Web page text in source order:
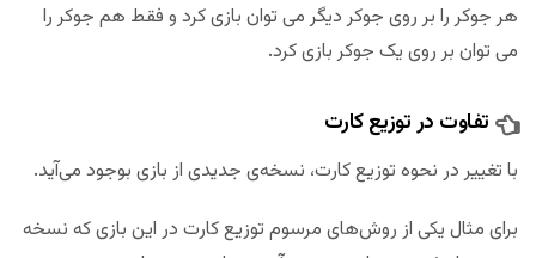
هر جوکر را بر روی جوکر دیگر می توان بازی کرد و فقط هم جوکر را
می توان بر روی یک جوکر بازی کرد.
تفاوت در توزیع کارت
با تغییر در نحوه توزیع کارت، نسخه‌ی جدیدی از بازی بوجود می‌آید.
برای مثال یکی از روش‌های مرسوم توزیع کارت در این بازی که نسخه